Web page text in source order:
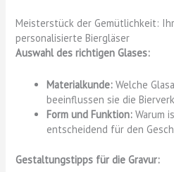
Meisterstück der Gemütlichkeit:
personalisierte Biergläser
Auswahl des richtigen Glases:
Materialkunde: Welche
beeinflussen sie die
Form und Funktion: Warum
entscheidend für den
Gestaltungstipps für die Gravur: